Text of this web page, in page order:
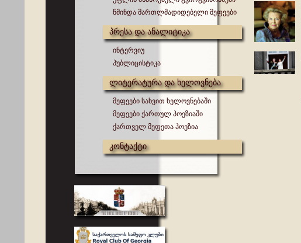
წმინდა მართლმადიდებელი მეფეები
პრესა და ანალიტიკა
ინტერვიუ
პუბლიცისტიკა
ლიტერატურა და ხელოვნება
მეფეები სახვით ხელოვნებაში
მეფეები ქართულ პოეზიაში
ქართველ მეფეთა პოეზია
კონტაქტი